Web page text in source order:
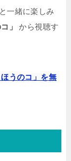
一緒に楽しみ
」
から視聴す
うのコ」を無